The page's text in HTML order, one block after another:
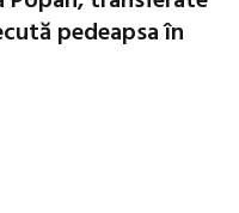
pedeapsa în